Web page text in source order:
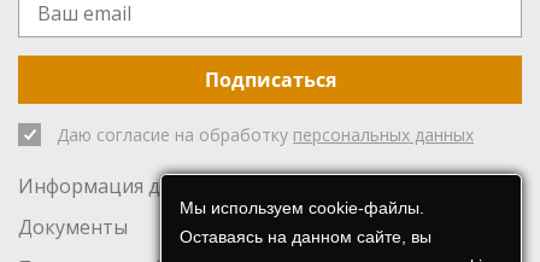
Подписаться
Даю согласие на обработку персональных данных
Информация для инвесторов
Документы
Мы используем cookie-файлы.
Оставаясь на данном сайте, вы